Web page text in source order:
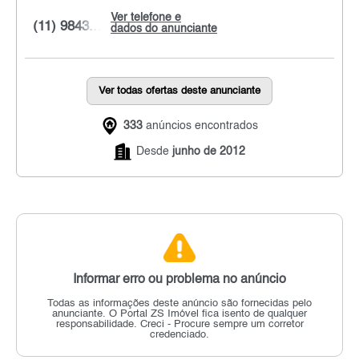
Ver telefone e
dados do anunciante
(11) 9843...
Ver todas ofertas deste anunciante
333 anúncios encontrados
Desde junho de 2012
Informar erro ou problema no anúncio
Todas as informações deste anúncio são fornecidas pelo
anunciante. O Portal ZS Imóvel fica isento de qualquer
responsabilidade. Creci - Procure sempre um corretor
credenciado.